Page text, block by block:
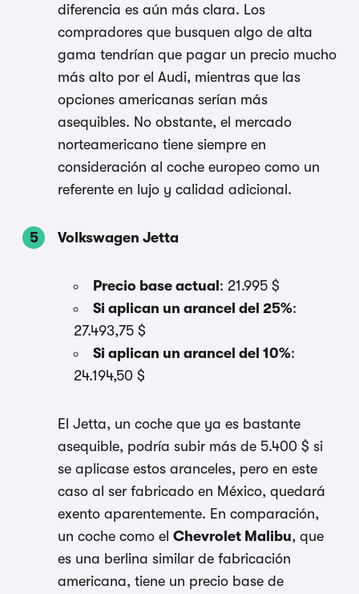
diferencia es aún más clara. Los
compradores que busquen algo de alta
gama tendrían que pagar un precio mucho
más alto por el Audi, mientras que las
opciones americanas serían más
asequibles. No obstante, el mercado
norteamericano tiene siempre en
consideración al coche europeo como un
referente en lujo y calidad adicional.
Volkswagen Jetta
Precio base actual: 21.995 $
Si aplican un arancel del 25%:
27.493,75 $
Si aplican un arancel del 10%:
24.194,50 $
El Jetta, un coche que ya es bastante
asequible, podría subir más de 5.400 $ si
se aplicase estos aranceles, pero en este
caso al ser fabricado en México, quedará
exento aparentemente. En comparación,
un coche como el Chevrolet Malibu, que
es una berlina similar de fabricación
americana, tiene un precio base de